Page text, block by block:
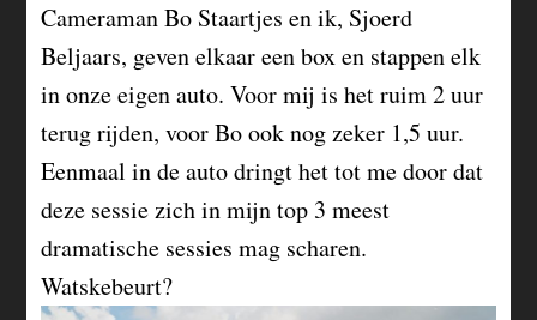
Cameraman Bo Staartjes en ik, Sjoerd
Beljaars, geven elkaar een box en stappen elk
in onze eigen auto. Voor mij is het ruim 2 uur
terug rijden, voor Bo ook nog zeker 1,5 uur.
Eenmaal in de auto dringt het tot me door dat
deze sessie zich in mijn top 3 meest
dramatische sessies mag scharen.
Watskebeurt?